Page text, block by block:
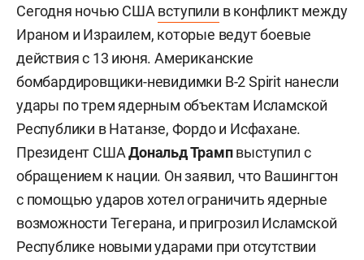
Сегодня ночью США вступили в конфликт между
Ираном и Израилем, которые ведут боевые
действия с 13 июня. Американские
бомбардировщики-невидимки B-2 Spirit нанесли
удары по трем ядерным объектам Исламской
Республики в Натанзе, Фордо и Исфахане.
Президент СШАДональд Трампвыступил с
обращением к нации. Он заявил, что Вашингтон
с помощью ударов хотел ограничить ядерные
возможности Тегерана, и пригрозил Исламской
Республике новыми ударами при отсутствии